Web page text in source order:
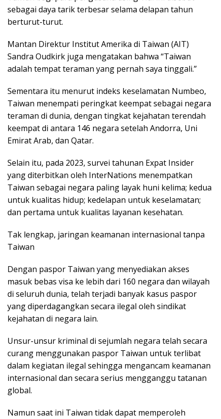
sebagai daya tarik terbesar selama delapan tahun
berturut-turut.
Mantan Direktur Institut Amerika di Taiwan (AIT)
Sandra Oudkirk juga mengatakan bahwa “Taiwan
adalah tempat teraman yang pernah saya tinggali.”
Sementara itu menurut indeks keselamatan Numbeo,
Taiwan menempati peringkat keempat sebagai negara
teraman di dunia, dengan tingkat kejahatan terendah
keempat di antara 146 negara setelah Andorra, Uni
Emirat Arab, dan Qatar.
Selain itu, pada 2023, survei tahunan Expat Insider
yang diterbitkan oleh InterNations menempatkan
Taiwan sebagai negara paling layak huni kelima; kedua
untuk kualitas hidup; kedelapan untuk keselamatan;
dan pertama untuk kualitas layanan kesehatan.
Tak lengkap, jaringan keamanan internasional tanpa
Taiwan
Dengan paspor Taiwan yang menyediakan akses
masuk bebas visa ke lebih dari 160 negara dan wilayah
di seluruh dunia, telah terjadi banyak kasus paspor
yang diperdagangkan secara ilegal oleh sindikat
kejahatan di negara lain.
Unsur-unsur kriminal di sejumlah negara telah secara
curang menggunakan paspor Taiwan untuk terlibat
dalam kegiatan ilegal sehingga mengancam keamanan
internasional dan secara serius mengganggu tatanan
global.
Namun saat ini Taiwan tidak dapat memperoleh